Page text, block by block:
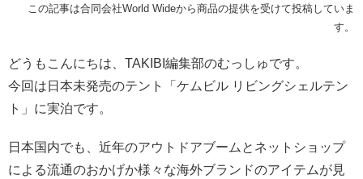
この記事は合同会社World Wideから商品の提供を受けて投稿していま
す。
どうもこんにちは、TAKIBI編集部のむっしゅです。
今回は日本未発売のテント「ケムビル リビングシェルテン
ト」に実泊です。
日本国内でも、近年のアウトドアブームとネットショップ
による流通のおかげか様々な海外ブランドのアイテムが見